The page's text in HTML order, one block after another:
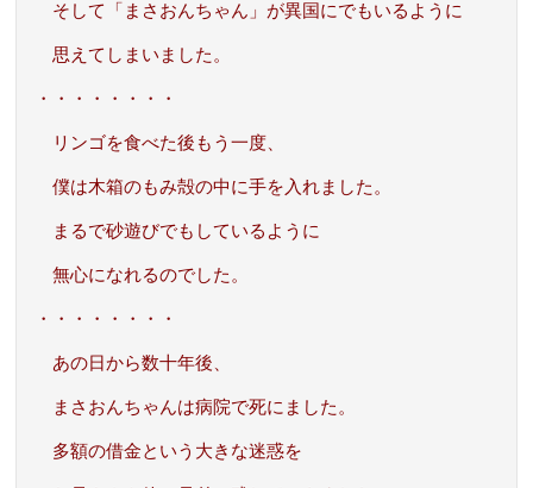
そして「まさおんちゃん」が異国にでもいるように
思えてしまいました。
・・・・・・・・
リンゴを食べた後もう一度、
僕は木箱のもみ殻の中に手を入れました。
まるで砂遊びでもしているように
無心になれるのでした。
・・・・・・・・
あの日から数十年後、
まさおんちゃんは病院で死にました。
多額の借金という大きな迷惑を